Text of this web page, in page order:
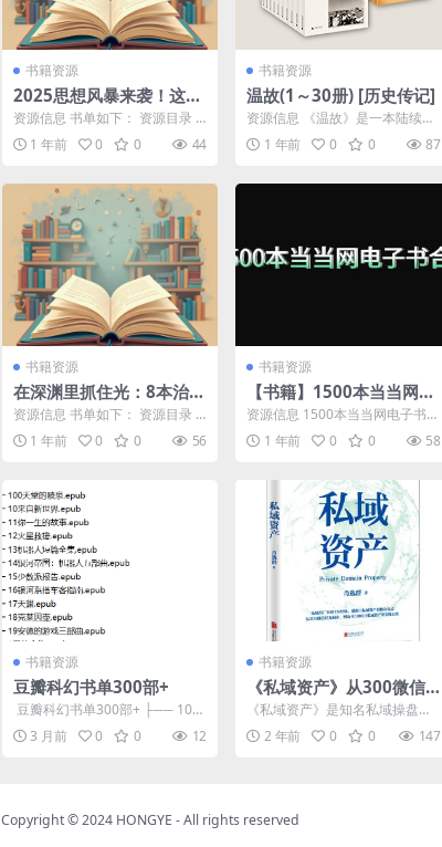
书籍资源
2025思想风暴来袭！这7
本新书正在颠覆认知
资源信息 书单如下： 资源目录 ├
── 感谢那条秋田狗.azw3 3.86M
├─...1 年前 0 0 44
书籍资源
温故(1～30册) [历史传记]
资源信息 《温故》是一本陆续出
版的历史文化读物，通过当代视
角回顾与审视历史，为当...
1 年前 0 0 87
书籍资源
在深渊里抓住光：8本治愈
之书陪你熬过人生至暗时
刻
资源信息 书单如下： 资源目录 ├
── 2023-03《不去讨好任何
人》.epu...
1 年前 0 0 56
书籍资源
【书籍】1500本当当网电
子书合集
资源信息 1500本当当网电子书合
集，需要自取 https://pan.quar...
1 年前 0 0 58
书籍资源
豆瓣科幻书单300部+
​ 豆瓣科幻书单300部+ ├── 100
天堂的喷泉.epub ├── 10来自...
3 月前 0 0 12
书籍资源
《私域资产》从300微信
好友到私域年变现6亿元的
实操心法
《私域资产》是知名私域操盘手
肖逸群（私域肖厂长）的著作，
书中详细记录了他从300...
2 年前 0 0 147
Copyright © 2024 HONGYE - All rights reserved